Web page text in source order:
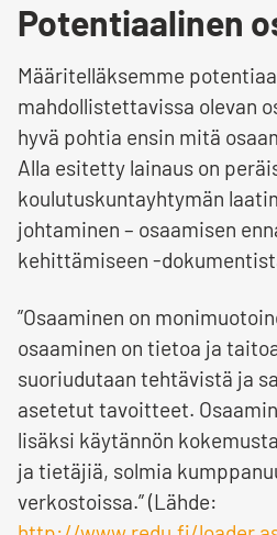
Potentiaalinen
Määritelläksemme
mahdollistettavissa olevan
hyvä pohtia ensin mitä
Alla esitetty lainaus on
koulutuskuntayhtymän
johtaminen – osaamisen
kehittämiseen -
”Osaaminen on
osaaminen on tietoa ja
suoriudutaan tehtävistä ja
asetetut tavoitteet.
lisäksi käytännön
ja tietäjiä, solmia
verkostoissa.” (Lähde: